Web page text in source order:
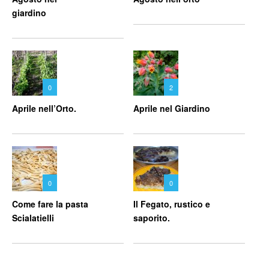
giardino
0
Aprile nell’Orto.
2
Aprile nel Giardino
0
Come fare la pasta
Scialatielli
0
Il Fegato, rustico e
saporito.